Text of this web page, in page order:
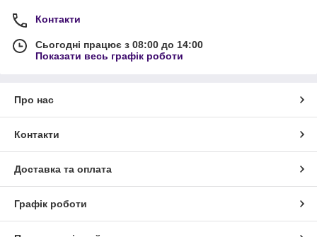
Контакти
Сьогодні працює з 08:00 до 14:00
Показати весь графік роботи
Про нас
Контакти
Доставка та оплата
Графік роботи